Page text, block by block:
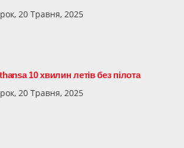
20 Травня, 2025
10 хвилин летів без пілота
20 Травня, 2025